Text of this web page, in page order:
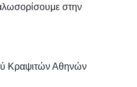
στην
Κραψιτών Αθηνών